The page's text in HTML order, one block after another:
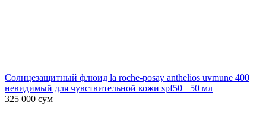
Солнцезащитный флюид la roche-posay anthelios uvmune 400
невидимый для чувствительной кожи spf50+ 50 мл
325 000 сум